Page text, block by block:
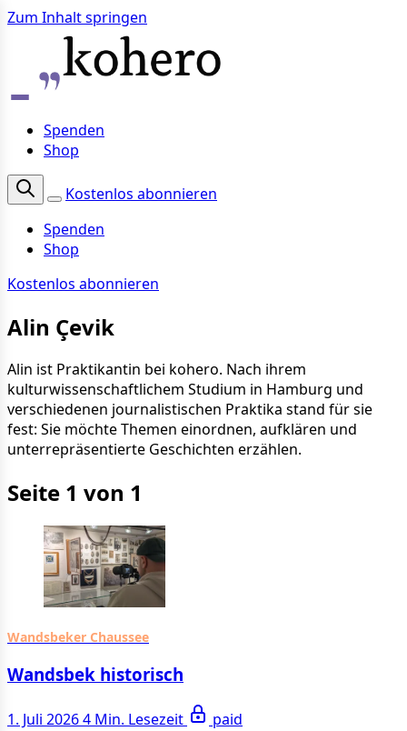
Zum Inhalt springen
Spenden
Shop
Kostenlos abonnieren
Spenden
Shop
Kostenlos abonnieren
Alin Çevik
Alin ist Praktikantin bei kohero. Nach ihrem
kulturwissenschaftlichem Studium in Hamburg und
verschiedenen journalistischen Praktika stand für sie
fest: Sie möchte Themen einordnen, aufklären und
unterrepräsentierte Geschichten erzählen.
Seite 1 von 1
Wandsbeker Chaussee
Wandsbek historisch
1. Juli 20264 Min. Lesezeit paid